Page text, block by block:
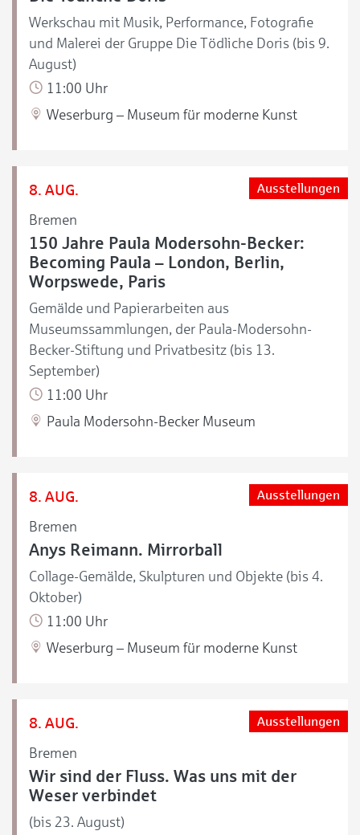
Werkschau mit Musik, Performance, Fotografie
und Malerei der Gruppe Die Tödliche Doris (bis 9.
August)
11:00 Uhr
Weserburg – Museum für moderne Kunst
8. AUG.
Bremen
Ausstellungen
150 Jahre Paula Modersohn-Becker:
Becoming Paula – London, Berlin,
Worpswede, Paris
Gemälde und Papierarbeiten aus
Museumssammlungen, der Paula-Modersohn-
Becker-Stiftung und Privatbesitz (bis 13.
September)
11:00 Uhr
Paula Modersohn-Becker Museum
8. AUG.
Bremen
Ausstellungen
Anys Reimann. Mirrorball
Collage-Gemälde, Skulpturen und Objekte (bis 4.
Oktober)
11:00 Uhr
Weserburg – Museum für moderne Kunst
8. AUG.
Bremen
Ausstellungen
Wir sind der Fluss. Was uns mit der
Weser verbindet
(bis 23. August)